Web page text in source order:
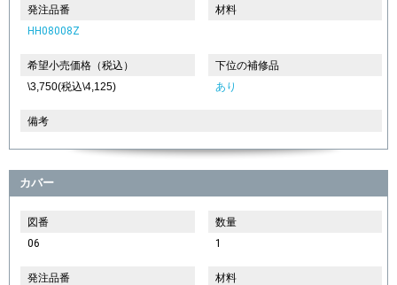
発注品番
HH08008Z
材料
希望小売価格（税込）
\3,750(税込\4,125)
下位の補修品
あり
備考
カバー
図番
06
数量
1
発注品番
材料